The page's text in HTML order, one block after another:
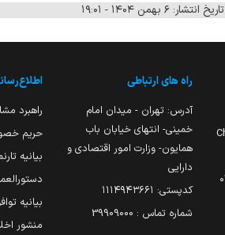
تاریخ انتشار: ۶ بهمن ۱۴۰۴ - ۱۹:۰۱
راه های ارتباطی
آدرس: تهران - میدان امام
خمینی- انتهای خیابان باب
همایون- وزارت امور اقتصادی و
دارایی
کدپستی: ۱۱۱۴۹۴۳۶۶۱
شماره تماس : 39909000
راهبرد
حریم
بیانیه
بیانیه
منشور